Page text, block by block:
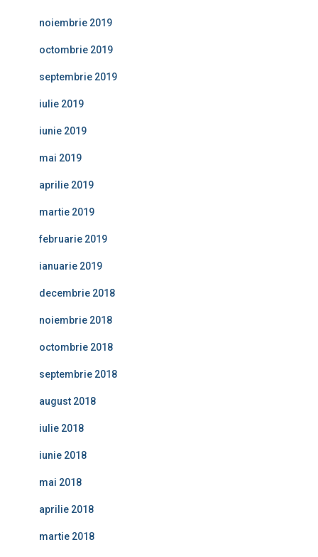
noiembrie 2019
octombrie 2019
septembrie 2019
iulie 2019
iunie 2019
mai 2019
aprilie 2019
martie 2019
februarie 2019
ianuarie 2019
decembrie 2018
noiembrie 2018
octombrie 2018
septembrie 2018
august 2018
iulie 2018
iunie 2018
mai 2018
aprilie 2018
martie 2018